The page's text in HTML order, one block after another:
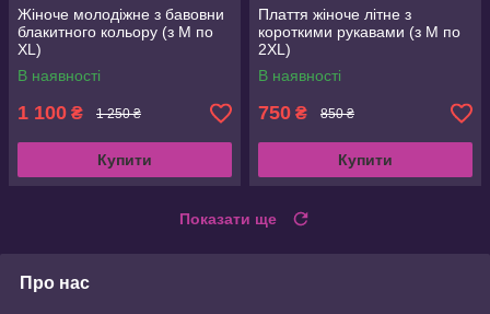
Жіноче молодіжне з бавовни
блакитного кольору (з M по
XL)
В наявності
1 100 ₴ 1 250 ₴
Купити
Плаття жіноче літне з
короткими рукавами (з M по
2XL)
В наявності
750 ₴ 850 ₴
Купити
Показати ще
Про нас